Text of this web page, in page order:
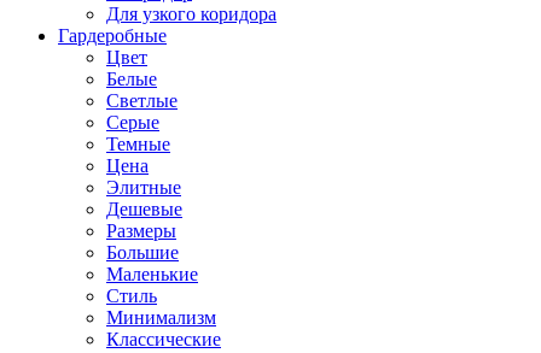
Для узкого коридора
Гардеробные
Цвет
Белые
Светлые
Серые
Темные
Цена
Элитные
Дешевые
Размеры
Большие
Маленькие
Стиль
Минимализм
Классические